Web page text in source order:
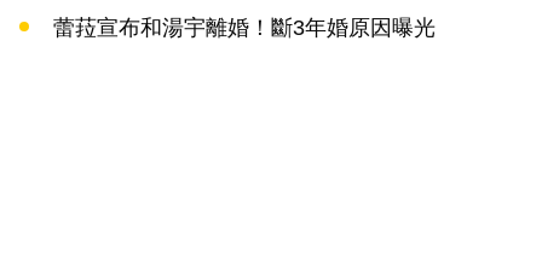
蕾菈宣布和湯宇離婚！斷3年婚原因曝光